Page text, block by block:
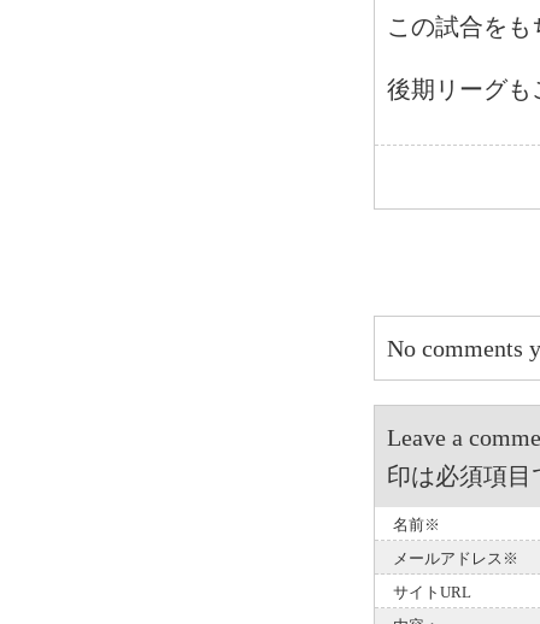
この試合を
後期リーグも
No comments
Leave a
印は必須項目
名前※
メールアドレス※
サイトURL